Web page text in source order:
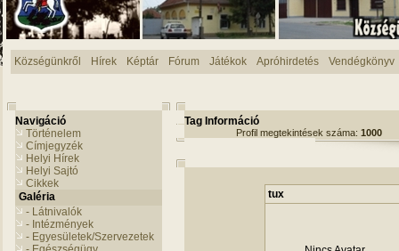
Községünkről Hírek Képtár Fórum Játékok Apróhirdetés Vendégkönyv
Navigáció
Történelem
Címjegyzék
Helyi Hírek
Helyi Sajtó
Cikkek
Galéria
- Látnivalók
- Intézmények
- Egyesületek/Szervezetek
Tag Információ
Profil megtekintések száma: 1000
tux